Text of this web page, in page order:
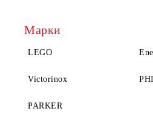
Марки
LEGO
Victorinox
PARKER